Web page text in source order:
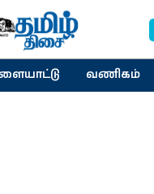
வணிகம்